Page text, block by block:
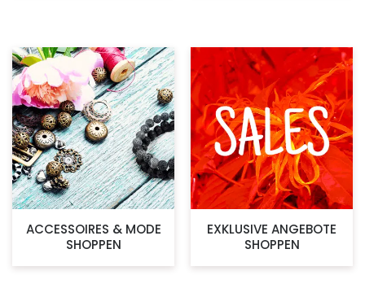
ACCESSOIRES & MODE
SHOPPEN
EXKLUSIVE ANGEBOTE
SHOPPEN